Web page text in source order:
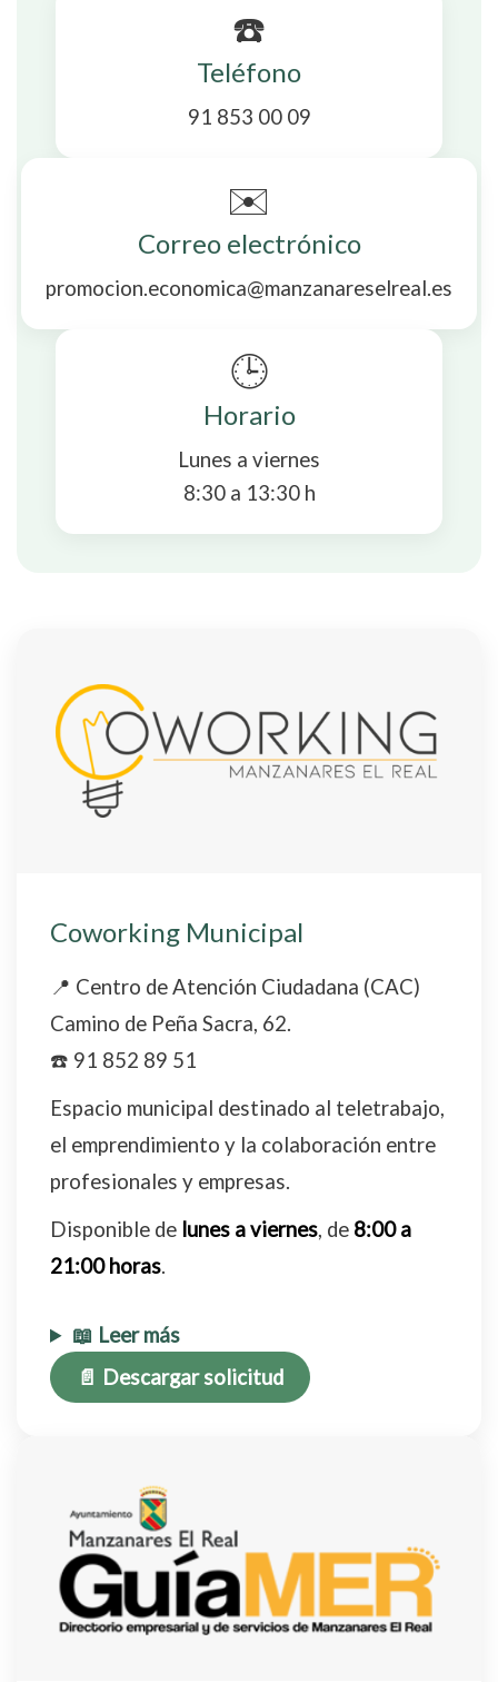
☎️
Teléfono
91 853 00 09
✉️
Correo electrónico
promocion.economica@manzanareselreal.es
🕒
Horario
Lunes a viernes
8:30 a 13:30 h
Coworking Municipal
📍 Centro de Atención Ciudadana (CAC)
Camino de Peña Sacra, 62.
☎️ 91 852 89 51
Espacio municipal destinado al teletrabajo,
el emprendimiento y la colaboración entre
profesionales y empresas.
Disponible de lunes a viernes, de 8:00 a
21:00 horas.
📖 Leer más
📄 Descargar solicitud